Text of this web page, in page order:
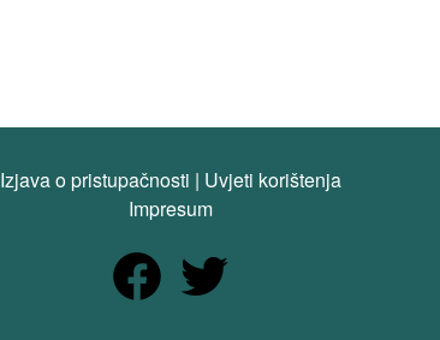
Izjava o pristupačnosti | Uvjeti korištenja
Impresum